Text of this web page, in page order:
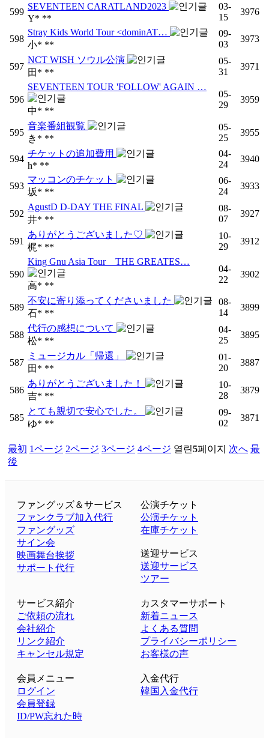
599
SEVENTEEN CARATLAND2023
Y* **
03-
15
3976
598
Stray Kids World Tour <dominAT…
小* **
09-
03
3973
597
NCT WISH ソウル公演
田* **
05-
31
3971
596
SEVENTEEN TOUR 'FOLLOW' AGAIN …
中* **
05-
29
3959
595
音楽番組観覧
き* **
05-
25
3955
594
チケットの追加費用
h* **
04-
24
3940
593
マッコンのチケット
坂* **
06-
24
3933
592
AgustD D-DAY THE FINAL
井* **
08-
07
3927
591
ありがとうございました♡
梶* **
10-
29
3912
590
King Gnu Asia Tour THE GREATES…
高* **
04-
22
3902
589
不安に寄り添ってくださいました
石* **
08-
14
3899
588
代行の感想について
松* **
04-
25
3895
587
ミュージカル「帰還」
田* **
01-
20
3887
586
ありがとうございました！
吉* **
10-
28
3879
585
とても親切で安心でした。
ゆ* **
09-
02
3871
最初 1ページ 2ページ 3ページ 4ページ 열린5페이지 次へ 最
後
ファングッズ＆サービス
ファンクラブ加入代行
ファングッズ
サイン会
映画舞台挨拶
サポート代行
公演チケット
公演チケット
在庫チケット
送迎サービス
送迎サービス
ツアー
サービス紹介
ご依頼の流れ
会社紹介
リンク紹介
キャンセル規定
カスタマーサポート
新着ニュース
よくある質問
プライバシーポリシー
お客様の声
会員メニュー
ログイン
会員登録
ID/PW忘れた時
入金代行
韓国入金代行